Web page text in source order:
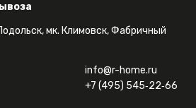
мк. Климовск, Фабричный
info@r-home.ru
+7 (495) 545‑22‑66